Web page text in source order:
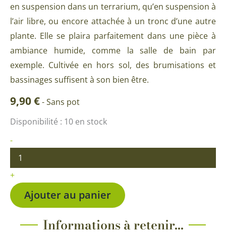
en suspension dans un terrarium, qu’en suspension à
l’air libre, ou encore attachée à un tronc d’une autre
plante. Elle se plaira parfaitement dans une pièce à
ambiance humide, comme la salle de bain par
exemple. Cultivée en hors sol, des brumisations et
bassinages suffisent à son bien être.
9,90€-Sans pot
Disponibilité : 10 en stock
-
quantité
Tillandsia
Aeranthos
ou
Fille
de
l'Air
+
Ajouter au panier
Informations à retenir...